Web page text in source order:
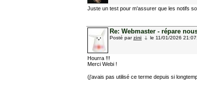
Juste un test pour m'assurer que les notifs
Re: Webmaster - répare
Posté parzini le 11/01/2026
Hourra !!!
Merci Webi !
(j'avais pas utilisé ce terme depuis si